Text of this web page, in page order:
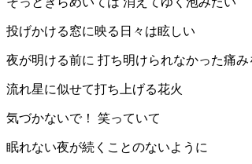
投げかける窓に映る日々は眩しい
夜が明ける前に 打ち明けられなかった痛み
流れ星に似せて打ち上げる花火
気づかないで！ 笑っていて
眠れない夜が続くことのないように